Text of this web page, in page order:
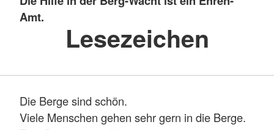
Amt.
Lesezeichen
Die Berge sind schön.
Viele Menschen gehen sehr gern in die Berge.